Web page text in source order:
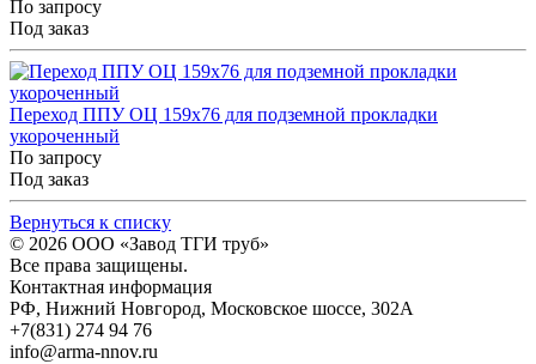
По запросу
Под заказ
Переход ППУ ОЦ 159x76 для подземной прокладки
укороченный
По запросу
Под заказ
Вернуться к списку
© 2026 ООО «Завод ТГИ труб»
Все права защищены.
Контактная информация
РФ, Нижний Новгород, Московское шоссе, 302А
+7(831) 274 94 76
info@arma-nnov.ru